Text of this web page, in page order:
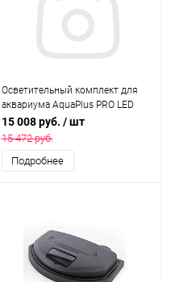
Осветительный комплект для
аквариума AquaPlus PRO LED
1250, с лампами LEDDY TUBE
Retro Fit Sunny 4х18 Вт
15 008 руб. / шт
15 472 руб.
Подробнее